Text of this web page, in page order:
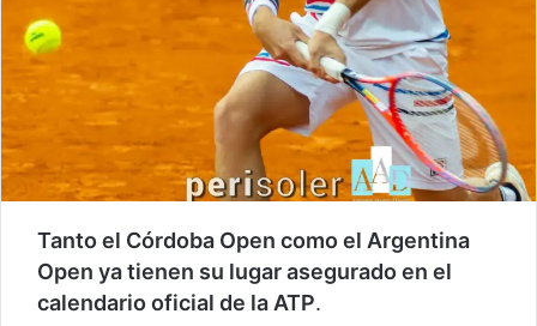
Tanto el Córdoba Open como el Argentina
Open ya tienen su lugar asegurado en el
calendario oficial de la ATP.